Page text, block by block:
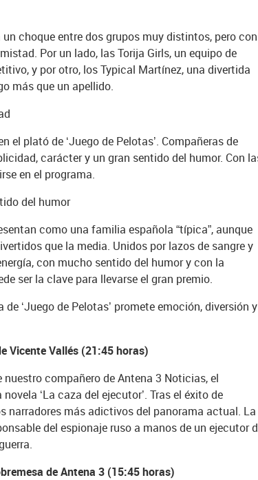
choque entre dos grupos muy distintos, pero con
Por un lado, las Torija Girls, un equipo de
y por otro, los Typical Martínez, una divertida
más que un apellido.
el plató de ‘Juego de Pelotas’. Compañeras de
carácter y un gran sentido del humor. Con
en el programa.
del humor
como una familia española “típica”, aunque
que la media. Unidos por lazos de sangre y
con mucho sentido del humor y con la
ser la clave para llevarse el gran premio.
‘Juego de Pelotas’ promete emoción, diversión y
Vicente Vallés (21:45 horas)
nuestro compañero de Antena 3 Noticias, el
‘La caza del ejecutor’. Tras el éxito de
narradores más adictivos del panorama actual. La
del espionaje ruso a manos de un ejecutor
de Antena 3 (15:45 horas)